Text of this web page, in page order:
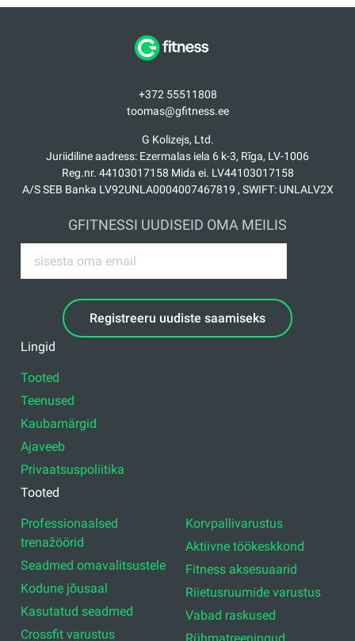
+372 55511808
toomas@gfitness.ee
G Kolizejs, Ltd.
Juriidiline aadress: Ezermalas iela 6 k-3, Rīga, LV-1006
Reg.nr. 44103017158 Mida ei. LV44103017158
A/S SEB Banka LV92UNLA0004007467819 , SWIFT: UNLALV2X
GFITNESSI UUDISEID OMA MEILIS
Registreeru uudiste saamiseks
Lingid
Tooted
Teenused
Kaubamärgid
Ajaveeb
Privaatsuspoliitika
Tooted
Professionaalsed
trenažöörid
Seadmed omavalitsustele
Kodune jõusaal
Kasutatud seadmed
Crossfit varustus
Korvpallivarustus
Aktiivne töökeskkond
Fitness aksesuaarid
Riietusruumide varustus
Vabad raskused